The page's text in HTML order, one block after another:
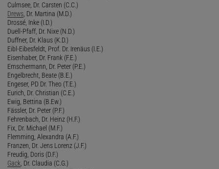
Culmsee, Dr. Carsten (C.C.)
Drews , Dr. Martina (M.D.)
Drossé, Inke (I.D.)
Duell-Pfaff, Dr. Nixe (N.D.)
Duffner, Dr. Klaus (K.D.)
Eibl-Eibesfeldt, Prof. Dr. Irenäus (I.E.)
Eisenhaber, Dr. Frank (F.E.)
Emschermann, Dr. Peter (P.E.)
Engelbrecht, Beate (B.E.)
Engeser, PD Dr. Theo (T.E.)
Eurich, Dr. Christian (C.E.)
Ewig, Bettina (B.Ew.)
Fässler, Dr. Peter (P.F.)
Fehrenbach, Dr. Heinz (H.F.)
Fix, Dr. Michael (M.F.)
Flemming, Alexandra (A.F.)
Franzen, Dr. Jens Lorenz (J.F.)
Freudig, Doris (D.F.)
Gack , Dr. Claudia (C.G.)